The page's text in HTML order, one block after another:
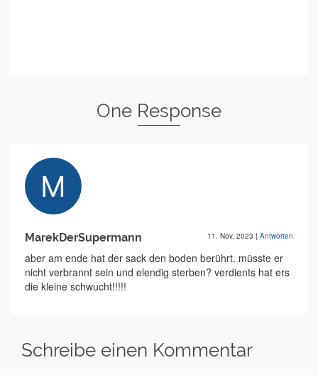
One Response
MarekDerSupermann 11. Nov. 2023 | Antworten
aber am ende hat der sack den boden berührt. müsste er
nicht verbrannt sein und elendig sterben? verdients hat ers
die kleine schwucht!!!!!
Schreibe einen Kommentar